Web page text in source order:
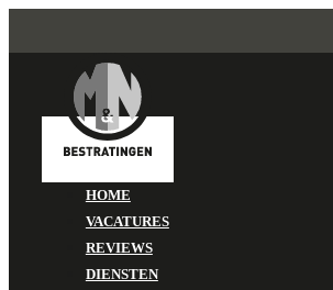
HOME
VACATURES
REVIEWS
DIENSTEN